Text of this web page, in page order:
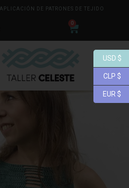
DE PATRONES DE TEJIDO
0
USD $
CLP $
EUR $